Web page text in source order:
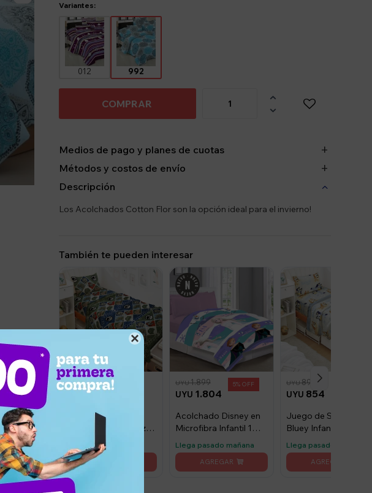

Variantes:
012 992
COMPRAR


Medios de pago y planes de cuotas
Métodos y costos de envío
Descripción
Los Acolchados Cotton Flor son la opción ideal para el invierno!
También te pueden interesar
854
UYU899
Juego de Sábanas
Disney Infantil 1 plaza
Llega pasado mañana
UYU 1.804
UYU1.899 5
Acolchado Disney en
Microfibra Infantil 1
Llega pasado mañana
UYU 854
UYU899
Juego de Sábanas
Bluey Infantil 1 plaza -
Llega pasado mañana